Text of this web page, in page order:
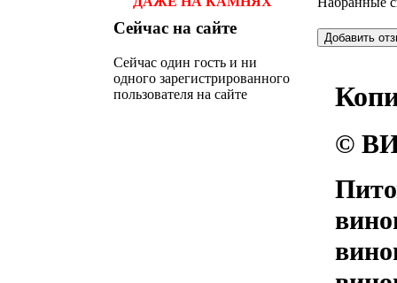
Сейчас на сайте
Сейчас один гость и ни
одного зарегистрированного
пользователя на сайте
©